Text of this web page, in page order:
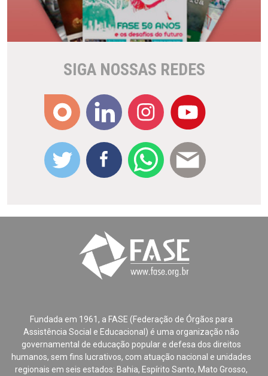
SIGA NOSSAS REDES
Fundada em 1961, a FASE (Federação de Órgãos para
Assistência Social e Educacional) é uma organização não
governamental de educação popular e defesa dos direitos
humanos, sem fins lucrativos, com atuação nacional e unidades
regionais em seis estados: Bahia, Espírito Santo, Mato Grosso,